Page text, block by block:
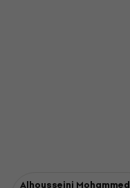
Alhousseini Mohammed